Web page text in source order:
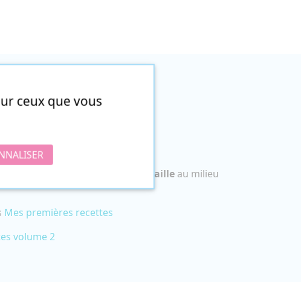
lion
jolie hutte de paille au milieu
Mes premières recettes
volume 2
ceux que vous